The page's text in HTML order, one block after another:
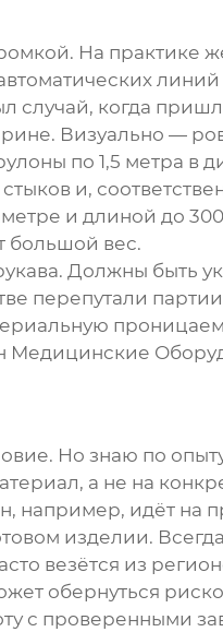
На практике
случай, когда
Визуально —
по 1,5 метра в
и,
и длиной до
большой вес.
Должны быть
перепутали
Медицинские
Но знаю по
а не на
идёт на
изделии.
везётся из
обернуться
с проверенными